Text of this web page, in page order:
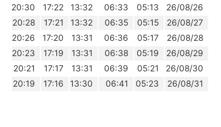
26/08/26
05:13
06:33
13:32
17:22
20:30
26/08/27
05:15
06:35
13:32
17:21
20:28
26/08/28
05:17
06:36
13:31
17:20
20:26
26/08/29
05:19
06:38
13:31
17:19
20:23
26/08/30
05:21
06:39
13:31
17:17
20:21
26/08/31
05:23
06:41
13:30
17:16
20:19